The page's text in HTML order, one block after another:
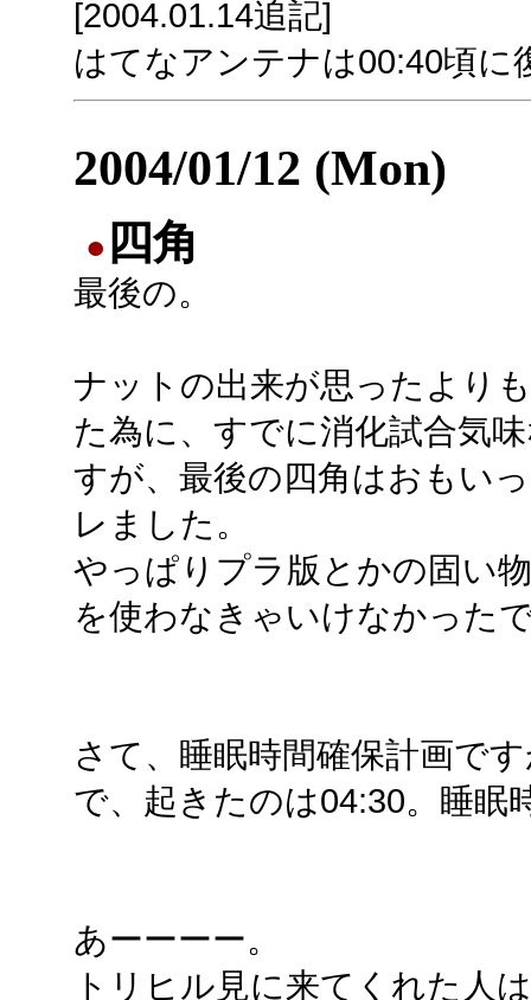
[2004.01.14追記]
はてなアンテナは00:40頃に
2004/01/12 (Mon)
● 四角
最後の。
ナットの出来が思ったより
た為に、すでに消化試合気
すが、最後の四角はおもい
レました。
やっぱりプラ版とかの固い
を使わなきゃいけなかった
さて、睡眠時間確保計画で
で、起きたのは04:30。睡眠
あーーーー。
トリヒル見に来てくれた人